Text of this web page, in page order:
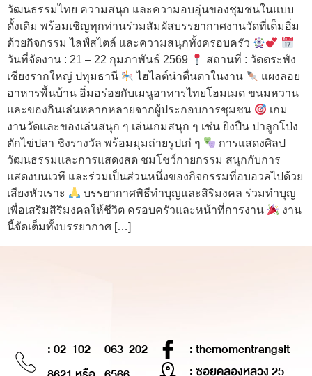
วัฒนธรรมไทย ความสนุก และความอบอุ่นของชุมชนในแบบ
ดั้งเดิม พร้อมเชิญทุกท่านร่วมสัมผัสบรรยากาศงานวัดที่เต็มอิ่ม
ด้วยกิจกรรม ไลฟ์สไตล์ และความสนุกทั้งครอบครัว
วันที่จัดงาน : 21 – 22 กุมภาพันธ์ 2569
สถานที่ : วัดตระพัง
เชียงรากใหญ่ ปทุมธานี
ไฮไลต์น่าตื่นตาในงาน
แผงลอย
อาหารพื้นบ้าน อิ่มอร่อยกับเมนูอาหารไทยโฮมเมด ขนมหวาน
และของกินเล่นหลากหลายจากผู้ประกอบการชุมชน
เกม
งานวัดและของเล่นสนุก ๆ เล่นเกมสนุก ๆ เช่น ยิงปืน ปาลูกโป่ง
ตักไข่ปลา ชิงรางวัล พร้อมมุมถ่ายรูปเก๋ ๆ
การแสดงศิลป
วัฒนธรรมและการแสดงสด ชมโชว์กายกรรม สนุกกับการ
แสดงบนเวที และร่วมเป็นส่วนหนึ่งของกิจกรรมที่อบอวลไปด้วย
เสียงหัวเราะ
บรรยากาศพิธีทำบุญและสิริมงคล ร่วมทำบุญ
เพื่อเสริมสิริมงคลให้ชีวิต ครอบครัวและหน้าที่การงาน
งาน
นี้จัดเต็มทั้งบรรยากาศ […]
: 02-102- 063-202-
: themomentrangsit
: ซอยคลองหลวง 25